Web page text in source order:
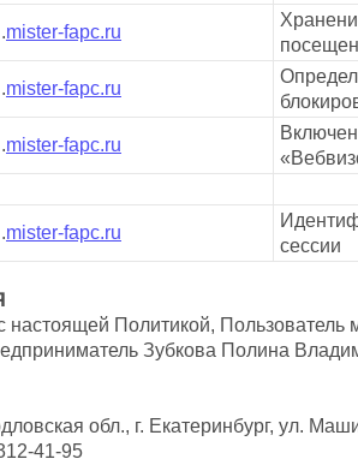
.mister-fapc.ru
.mister-fapc.ru
.mister-fapc.ru
.mister-fapc.ru
сессии
Политикой, Пользователь
Зубкова Полина
обл., г. Екатеринбург, ул.
41-95